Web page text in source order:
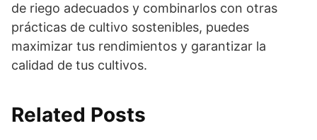
de riego adecuados y combinarlos con otras
prácticas de cultivo sostenibles, puedes
maximizar tus rendimientos y garantizar la
calidad de tus cultivos.
Related Posts